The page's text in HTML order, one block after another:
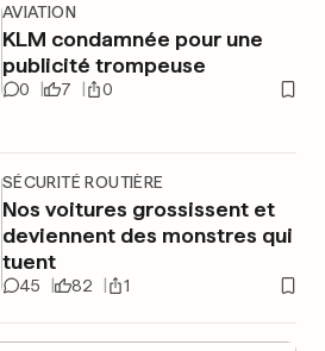
AVIATION
KLM condamnée pour une
publicité trompeuse
0 7 0
SÉCURITÉ ROUTIÈRE
Nos voitures grossissent et
deviennent des monstres qui
tuent
45 82 1